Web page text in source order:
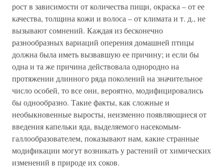
рост в зависимости от количества пищи, окраска – от ее
качества, толщина кожи и волоса – от климата и т. д., не
вызывают сомнений. Каждая из бесконечно
разнообразных вариаций оперения домашней птицы
должна была иметь вызвавшую ее причину; и если бы
одна и та же причина действовала однородно на
протяжении длинного ряда поколений на значительное
число особей, то все они, вероятно, модифицировались
бы однообразно. Такие факты, как сложные и
необыкновенные выросты, неизменно появляющиеся от
введения капельки яда, выделяемого насекомым-
галлообразователем, показывают нам, какие странные
модификации могут возникать у растений от химических
изменений в природе их соков.